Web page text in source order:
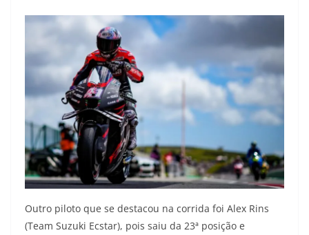
Outro piloto que se destacou na corrida foi Alex Rins
(Team Suzuki Ecstar), pois saiu da 23ª posição e